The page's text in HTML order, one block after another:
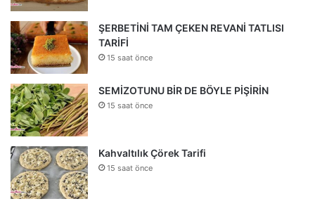
ŞERBETİNİ TAM ÇEKEN REVANİ TATLISI
TARİFİ
15 saat önce
SEMİZOTUNU BİR DE BÖYLE PİŞİRİN
15 saat önce
Kahvaltılık Çörek Tarifi
15 saat önce